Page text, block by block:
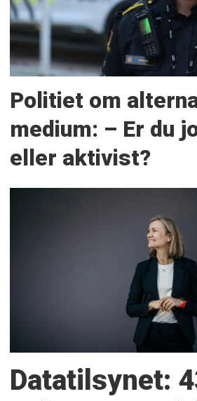
Politiet om
medium: – Er du
eller aktivist?
Datatilsynet: